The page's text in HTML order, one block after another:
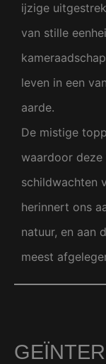
ijzige
van stille
leven in een
aarde.
De mistige
waardoor
schildwachten
herinnert ons
natuur, en aan
meest